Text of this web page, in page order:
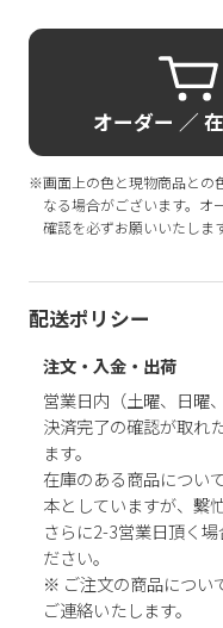
オーダー ／
※画面上の色と現物商品との
なる場合がございます。オ
確認を必ずお願いいたします
配送ポリシー
注文・入金・出荷
営業日内（土曜、日曜
決済完了の確認が取れ
ます。
在庫のある商品につい
本としていますが、繫
さらに2-3営業日頂く
ださい。
※ ご注文の商品につい
ご連絡いたします。